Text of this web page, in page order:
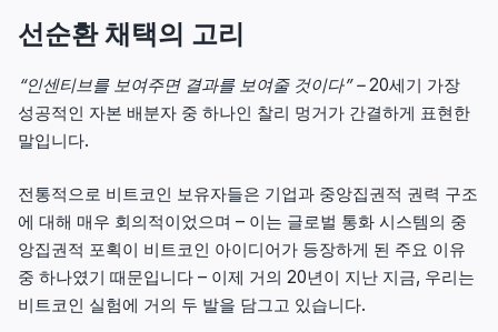
선순환 채택의 고리
“인센티브를 보여주면 결과를 보여줄 것이다”–20세기 가장
성공적인 자본 배분자 중 하나인 찰리 멍거가 간결하게 표현한
말입니다.
전통적으로 비트코인 보유자들은 기업과 중앙집권적 권력 구조
에 대해 매우 회의적이었으며 – 이는 글로벌 통화 시스템의 중
앙집권적 포획이 비트코인 아이디어가 등장하게 된 주요 이유
중 하나였기 때문입니다 – 이제 거의 20년이 지난 지금, 우리는
비트코인 실험에 거의 두 발을 담그고 있습니다.